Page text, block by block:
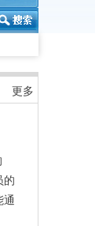
更多
的
通